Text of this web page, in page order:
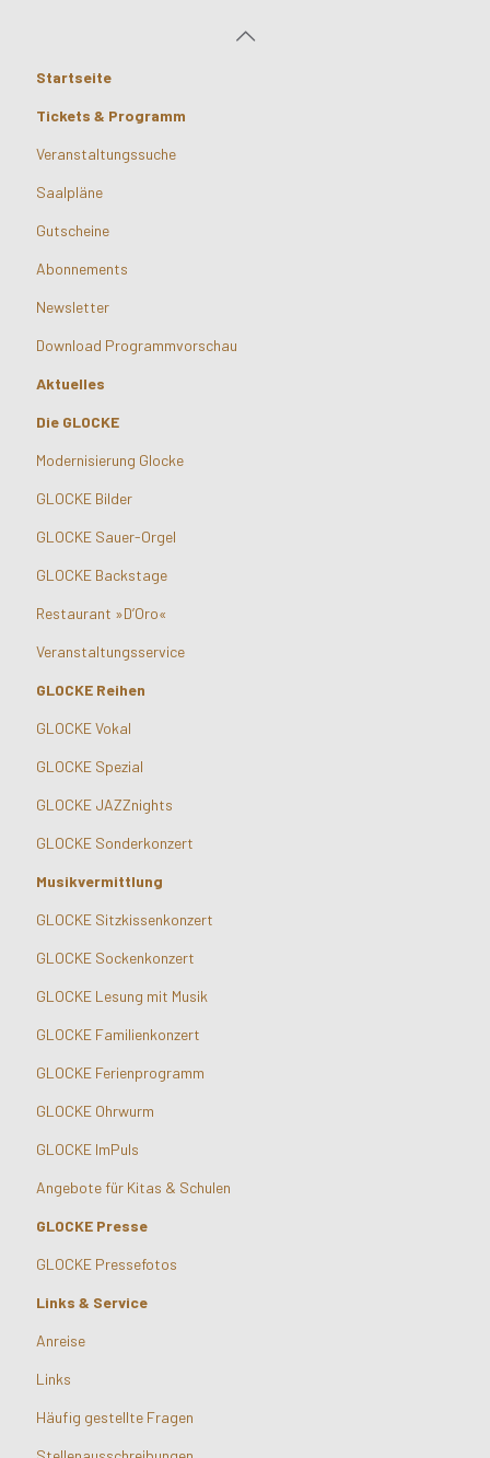
Startseite
Tickets & Programm
Veranstaltungssuche
Saalpläne
Gutscheine
Abonnements
Newsletter
Download Programmvorschau
Aktuelles
Die GLOCKE
Modernisierung Glocke
GLOCKE Bilder
GLOCKE Sauer-Orgel
GLOCKE Backstage
Restaurant »D’Oro«
Veranstaltungsservice
GLOCKE Reihen
GLOCKE Vokal
GLOCKE Spezial
GLOCKE JAZZnights
GLOCKE Sonderkonzert
Musikvermittlung
GLOCKE Sitzkissenkonzert
GLOCKE Sockenkonzert
GLOCKE Lesung mit Musik
GLOCKE Familienkonzert
GLOCKE Ferienprogramm
GLOCKE Ohrwurm
GLOCKE ImPuls
Angebote für Kitas & Schulen
GLOCKE Presse
GLOCKE Pressefotos
Links & Service
Anreise
Links
Häufig gestellte Fragen